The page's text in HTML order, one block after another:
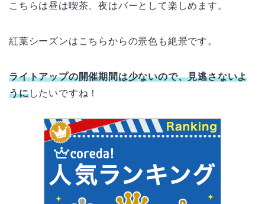
こちらは昼は喫茶、夜はバーとして楽しめます。
紅葉シーズンはこちらからの景色も絶景です。
ライトアップの開催期間は少ないので、見逃さないよ
うにしたいですね！